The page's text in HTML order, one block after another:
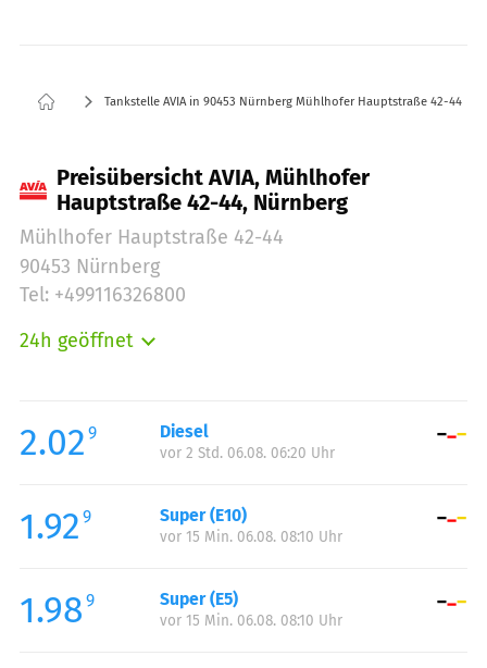
Tankstelle AVIA in 90453 Nürnberg Mühlhofer Hauptstraße 42-44
Preisübersicht AVIA, Mühlhofer
Hauptstraße 42-44, Nürnberg
Mühlhofer Hauptstraße 42-44
90453 Nürnberg
Tel: +499116326800
24h geöffnet
Mittwoch:
00:00-23:59
Donnerstag:
Samstag:
00:00-23:59
Sonntag:
2.02 9 Diesel
vor 2 Std. 06.08. 06:20 Uhr
1.92 9 Super (E10)
vor 15 Min. 06.08. 08:10 Uhr
1.98 9 Super (E5)
vor 15 Min. 06.08. 08:10 Uhr